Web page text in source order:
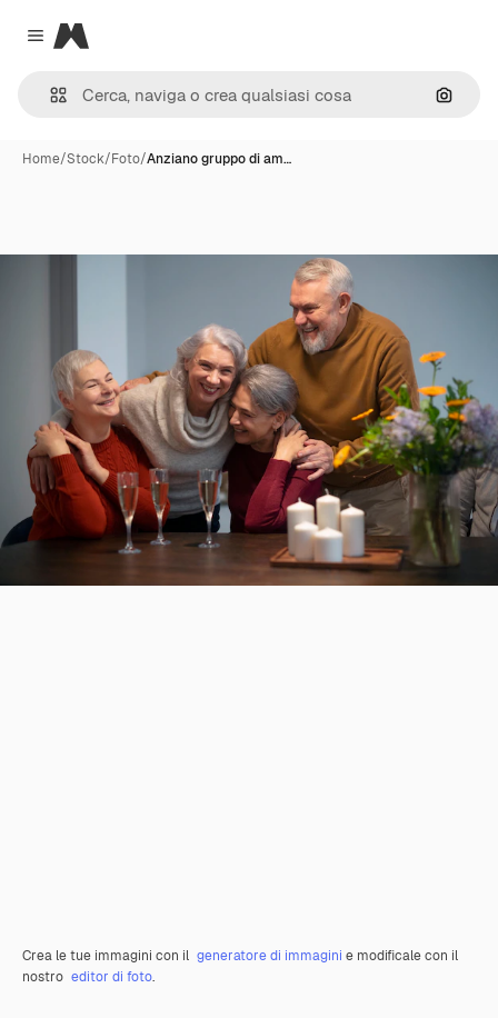
Close menu
Magnific
Cerca
Home/Stock/Foto/Anziano gruppo di am…
Crea le tue immagini con il generatore di immagini e modificale con il
nostro editor di foto.